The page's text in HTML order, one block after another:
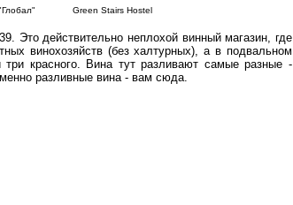
Green Stairs Hostel
Это действительно неплохой винный магазин, где
винохозяйств (без халтурных), а в подвальном
красного. Вина тут разливают самые разные -
разливные вина - вам сюда.